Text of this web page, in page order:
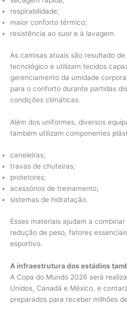
respirabilidade;
maior conforto térmico;
resistência ao suor e à lavagem.
As camisas atuais são resultado
tecnológico e utilizam tecidos
gerenciamento da umidade
para o conforto durante partidas
condições climáticas.
Além dos uniformes, diversos
também utilizam componentes
caneleiras;
travas de chuteiras;
protetores;
acessórios de treinamento;
sistemas de hidratação.
Esses materiais ajudam a
redução de peso, fatores
esportivo.
A infraestrutura dos estádios
A Copa do Mundo 2026 será
Unidos, Canadá e México, e
preparados para receber milhões